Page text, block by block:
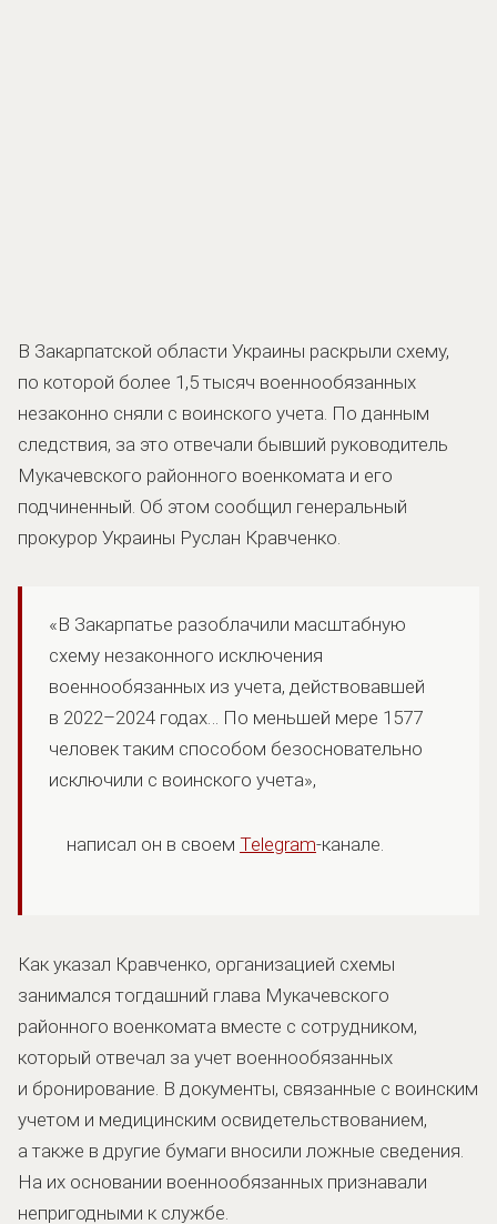
В Закарпатской области Украины раскрыли схему,
по которой более 1,5 тысяч военнообязанных
незаконно сняли с воинского учета. По данным
следствия, за это отвечали бывший руководитель
Мукачевского районного военкомата и его
подчиненный. Об этом сообщил генеральный
прокурор Украины Руслан Кравченко.
«В Закарпатье разоблачили масштабную
схему незаконного исключения
военнообязанных из учета, действовавшей
в 2022–2024 годах… По меньшей мере 1577
человек таким способом безосновательно
исключили с воинского учета»,
написал он в своем Telegram-канале.
Как указал Кравченко, организацией схемы
занимался тогдашний глава Мукачевского
районного военкомата вместе с сотрудником,
который отвечал за учет военнообязанных
и бронирование. В документы, связанные с воинским
учетом и медицинским освидетельствованием,
а также в другие бумаги вносили ложные сведения.
На их основании военнообязанных признавали
непригодными к службе.